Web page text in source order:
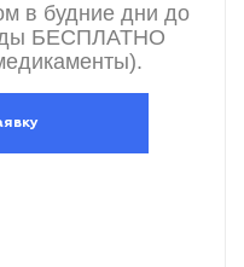
в будние дни до
БЕСПЛАТНО